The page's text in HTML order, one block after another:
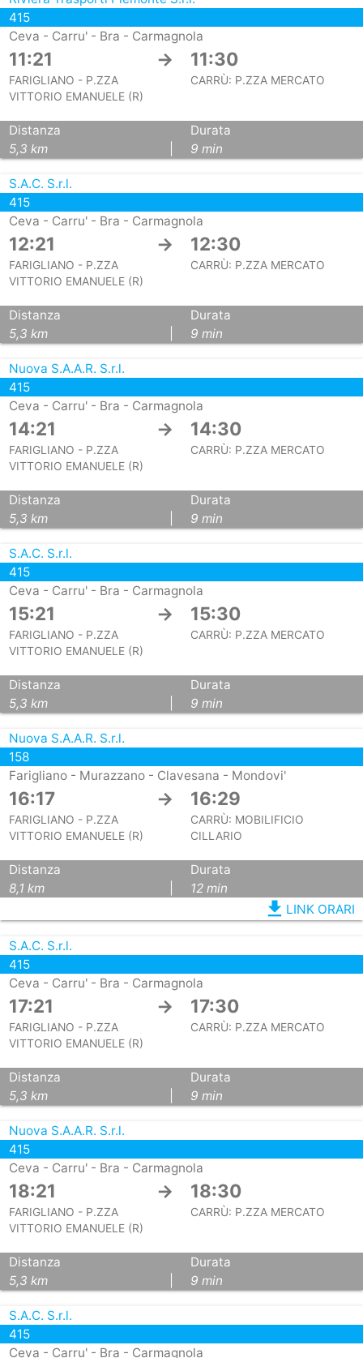
415
Ceva - Carru' - Bra - Carmagnola
11:21 → 11:30
FARIGLIANO - P.ZZA
VITTORIO EMANUELE (R)
CARRÙ: P.ZZA MERCATO
Distanza
5,3 km
Durata
9 min
S.A.C. S.r.l.
415
Ceva - Carru' - Bra - Carmagnola
12:21 → 12:30
FARIGLIANO - P.ZZA
VITTORIO EMANUELE (R)
CARRÙ: P.ZZA MERCATO
Distanza
5,3 km
Durata
9 min
Nuova S.A.A.R. S.r.l.
415
Ceva - Carru' - Bra - Carmagnola
14:21 → 14:30
FARIGLIANO - P.ZZA
VITTORIO EMANUELE (R)
CARRÙ: P.ZZA MERCATO
Distanza
5,3 km
Durata
9 min
S.A.C. S.r.l.
415
Ceva - Carru' - Bra - Carmagnola
15:21 → 15:30
FARIGLIANO - P.ZZA
VITTORIO EMANUELE (R)
CARRÙ: P.ZZA MERCATO
Distanza
5,3 km
Durata
9 min
Nuova S.A.A.R. S.r.l.
158
Farigliano - Murazzano - Clavesana - Mondovi'
16:17 → 16:29
FARIGLIANO - P.ZZA
VITTORIO EMANUELE (R)
CARRÙ: MOBILIFICIO
CILLARIO
Distanza
8,1 km
Durata
12 min
file_download LINK ORARI
S.A.C. S.r.l.
415
Ceva - Carru' - Bra - Carmagnola
17:21 → 17:30
FARIGLIANO - P.ZZA
VITTORIO EMANUELE (R)
CARRÙ: P.ZZA MERCATO
Distanza
5,3 km
Durata
9 min
Nuova S.A.A.R. S.r.l.
415
Ceva - Carru' - Bra - Carmagnola
18:21 → 18:30
FARIGLIANO - P.ZZA
VITTORIO EMANUELE (R)
CARRÙ: P.ZZA MERCATO
Distanza
5,3 km
Durata
9 min
S.A.C. S.r.l.
415
Ceva - Carru' - Bra - Carmagnola